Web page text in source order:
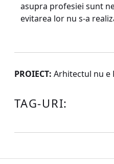
asupra profesiei sunt
evitarea lor nu s-a
PROIECT: Arhitectul nu e
TAG-URI: